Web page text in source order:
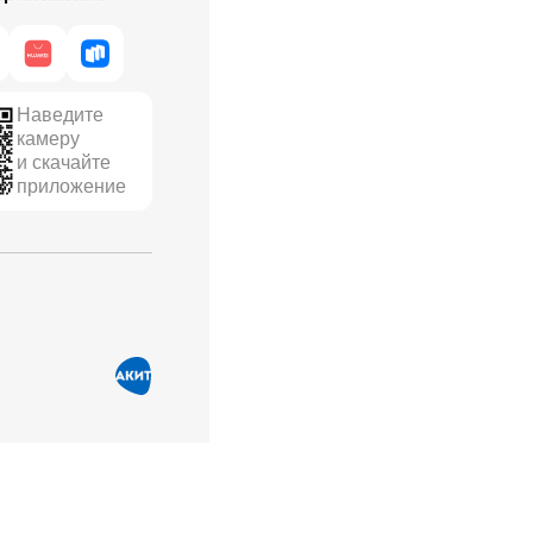
Наведите
камеру
и скачайте
приложение